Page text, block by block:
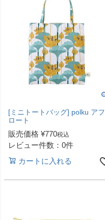
[ミニトートバッグ] polku アフ
ロート
販売価格 ¥770税込
レビュー件数：0件
カートに入れる